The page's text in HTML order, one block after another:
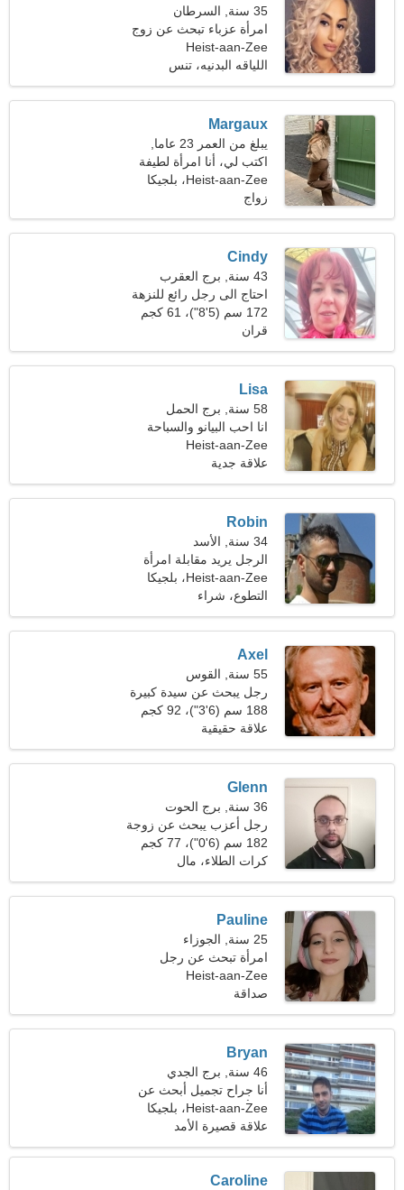
35 سنة, السرطان
امرأة عزباء تبحث عن زوج
Heist-aan-Zee
اللياقه البدنيه، تنس
Margaux
يبلغ من العمر 23 عاما,
القوس
اكتب لي، أنا امرأة لطيفة
Heist-aan-Zee، بلجيكا
زواج
Cindy
43 سنة, برج العقرب
احتاج الى رجل رائع للنزهة
معا
172 سم (5'8")، 61 كجم
(134 رطلا)
قران
Lisa
58 سنة, برج الحمل
انا احب البيانو والسباحة
Heist-aan-Zee
علاقة جدية
Robin
34 سنة, الأسد
الرجل يريد مقابلة امرأة
Heist-aan-Zee، بلجيكا
التطوع، شراء
Axel
55 سنة, القوس
رجل يبحث عن سيدة كبيرة
188 سم (6'3")، 92 كجم
(202 رطل)
علاقة حقيقية
Glenn
36 سنة, برج الحوت
رجل أعزب يبحث عن زوجة
26-33
182 سم (6'0")، 77 كجم
(169 رطلا)
كرات الطلاء، مال
Pauline
25 سنة, الجوزاء
امرأة تبحث عن رجل
Heist-aan-Zee
صداقة
Bryan
46 سنة, برج الجدي
أنا جراح تجميل أبحث عن
امرأة مؤنسة
Heist-aan-Zee، بلجيكا
علاقة قصيرة الأمد
Caroline